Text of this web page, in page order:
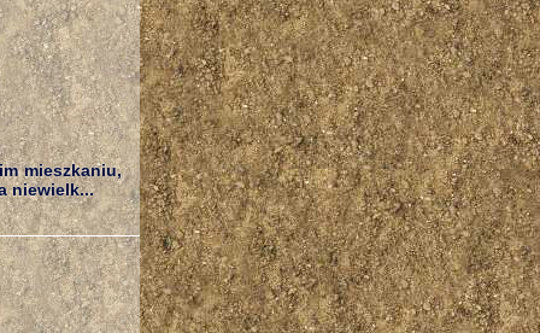
mieszkaniu,
niewielk...